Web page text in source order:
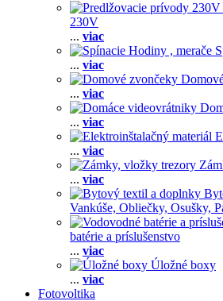
230V
... viac
... viac
... viac
... viac
... viac
... viac
Vankúše, Obliečky, Osušky,
batérie a príslušenstvo
... viac
Úložné boxy
... viac
Fotovoltika